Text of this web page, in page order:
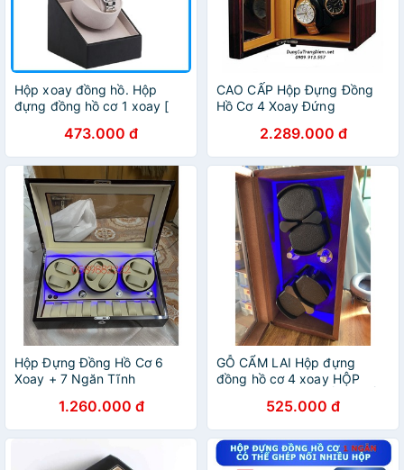
Hộp xoay đồng hồ. Hộp
đựng đồng hồ cơ 1 xoay [
Automatic ]473.000 đ
CAO CẤP Hộp Đựng Đồng
Hồ Cơ 4 Xoay Đứng
2.289.000 đ
Hộp Đựng Đồng Hồ Cơ 6
Xoay + 7 Ngăn Tĩnh
1.260.000 đ
GỖ CẨM LAI Hộp đựng
đồng hồ cơ 4 xoay HỘP
CƠ WINDER WATCH
525.000 đ